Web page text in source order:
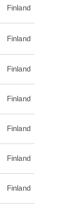
Finland
Finland
Finland
Finland
Finland
Finland
Finland